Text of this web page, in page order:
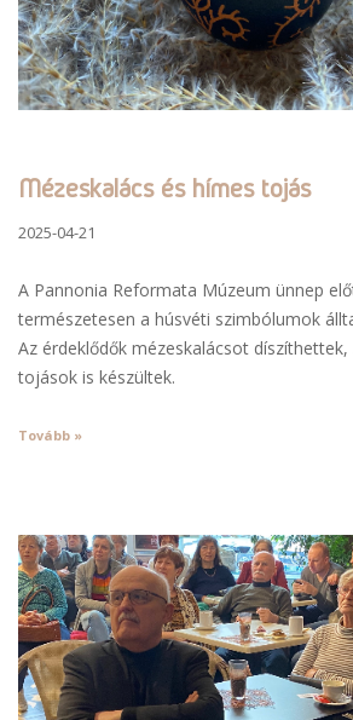
Mézeskalács és hímes tojás
2025-04-21
A Pannonia Reformata Múzeum ünnep
természetesen a húsvéti szimbólumok
Az érdeklődők mézeskalácsot
tojások is készültek.
Tovább »